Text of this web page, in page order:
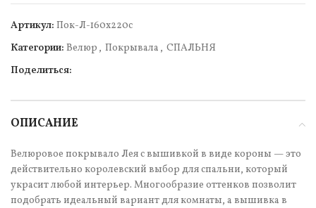
Артикул: Пок-Л-160х220с
Категории: Велюр , Покрывала , СПАЛЬНЯ
Поделиться:
ОПИСАНИЕ
Велюровое покрывало Лея с вышивкой в виде короны — это
действительно королевский выбор для спальни, который
украсит любой интерьер. Многообразие оттенков позволит
подобрать идеальный вариант для комнаты, а вышивка в